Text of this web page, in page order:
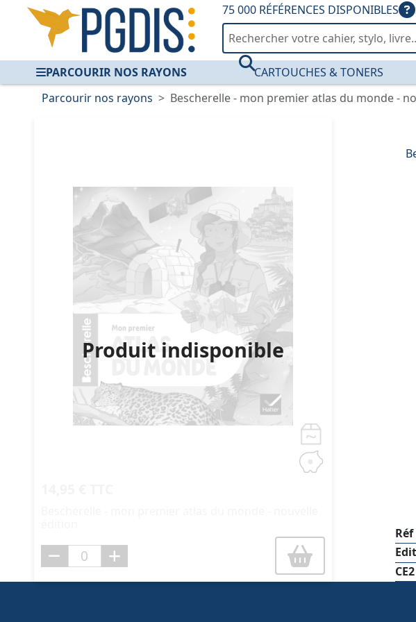
75 000 RÉFÉRENCES DISPONIBLES
PARCOURIR NOS RAYONS CARTOUCHES & TONERS
Parcourir nos rayons Bescherelle - mon premier atlas du monde -
Produit indisponible